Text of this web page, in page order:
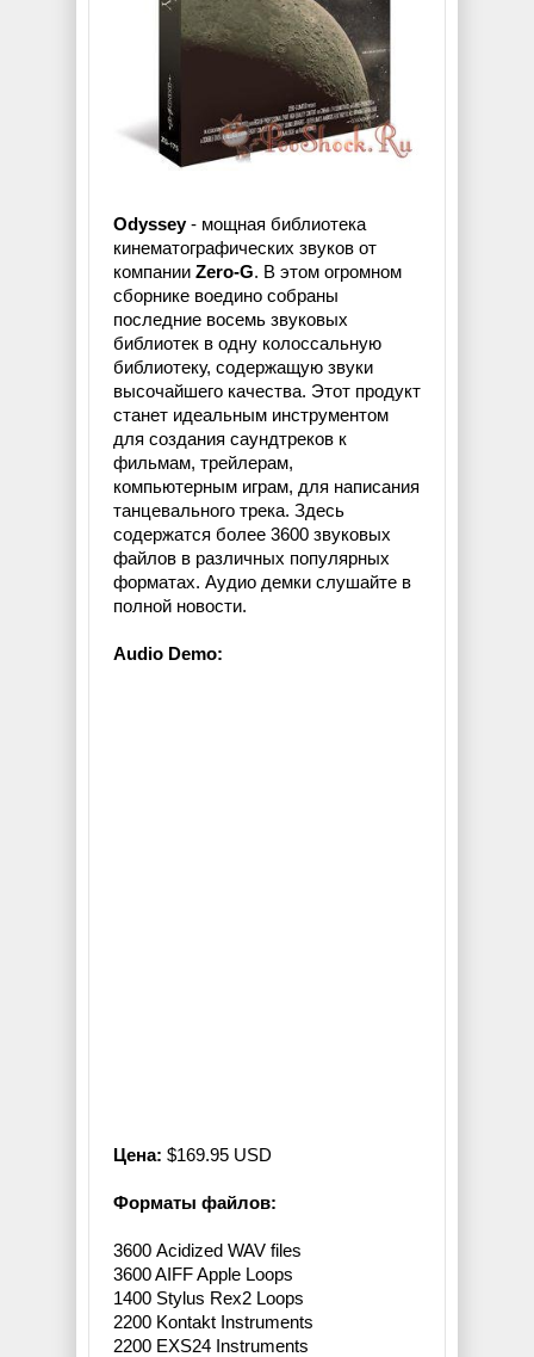
Odyssey- мощная библиотека
кинематографических звуков от
компании Zero-G. В этом огромном
сборнике воедино собраны
последние восемь звуковых
библиотек в одну колоссальную
библиотеку, содержащую звуки
высочайшего качества. Этот продукт
станет идеальным инструментом
для создания саундтреков к
фильмам, трейлерам,
компьютерным играм, для написания
танцевального трека. Здесь
содержатся более 3600 звуковых
файлов в различных популярных
форматах. Аудио демки слушайте в
полной новости.
Audio Demo:
Цена: $169.95 USD
Форматы файлов:
3600 Acidized WAV files
3600 AIFF Apple Loops
1400 Stylus Rex2 Loops
2200 Kontakt Instruments
2200 EXS24 Instruments